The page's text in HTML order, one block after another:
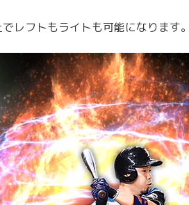
レフトもライトも可能になります